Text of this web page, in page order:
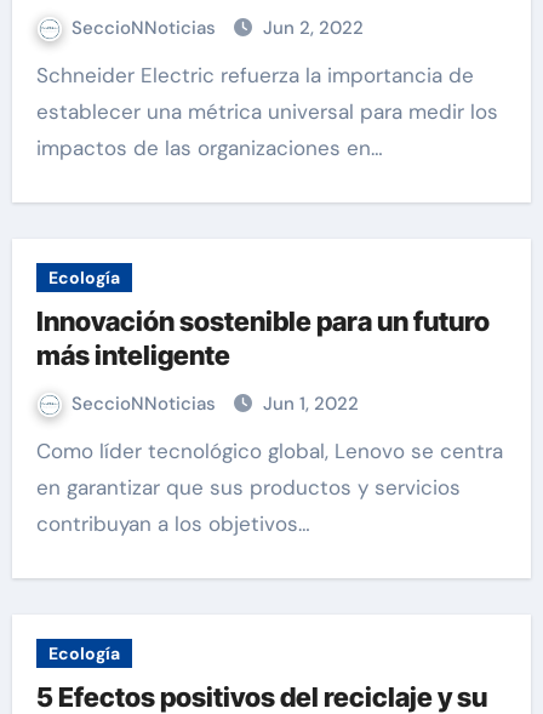
SeccioNNoticias Jun 2, 2022
Schneider Electric refuerza la importancia de
establecer una métrica universal para medir los
impactos de las organizaciones en…
Ecología
Innovación sostenible para un futuro
más inteligente
SeccioNNoticias Jun 1, 2022
Como líder tecnológico global, Lenovo se centra
en garantizar que sus productos y servicios
contribuyan a los objetivos…
Ecología
5 Efectos positivos del reciclaje y su